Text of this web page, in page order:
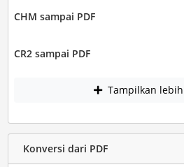
CHM sampai PDF
CR2 sampai PDF
Tampilkan
Konversi dari PDF